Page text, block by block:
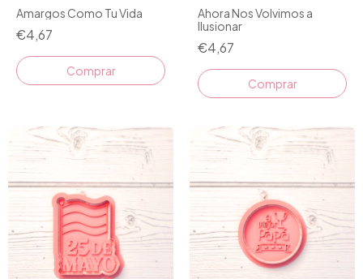
Amargos Como Tu Vida
€4,67
Comprar
Ahora Nos Volvimos a
Ilusionar
€4,67
Comprar